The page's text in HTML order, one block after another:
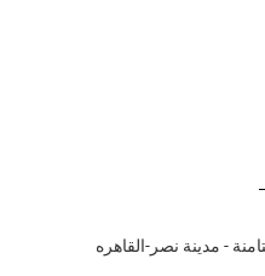
- مدينة نصر-القاهره